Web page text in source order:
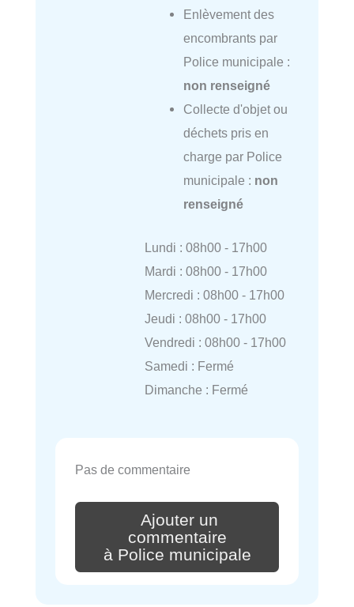
Enlèvement des
encombrants par
Police municipale :
non renseigné
Collecte d'objet ou
déchets pris en
charge par Police
municipale : non
renseigné
Lundi : 08h00 - 17h00
Mardi : 08h00 - 17h00
Mercredi : 08h00 - 17h00
Jeudi : 08h00 - 17h00
Vendredi : 08h00 - 17h00
Samedi : Fermé
Dimanche : Fermé
Pas de commentaire
Ajouter un
commentaire
à Police municipale